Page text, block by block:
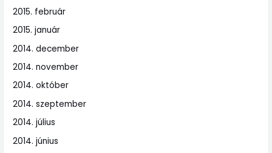
2015. február
2015. január
2014. december
2014. november
2014. október
2014. szeptember
2014. július
2014. június